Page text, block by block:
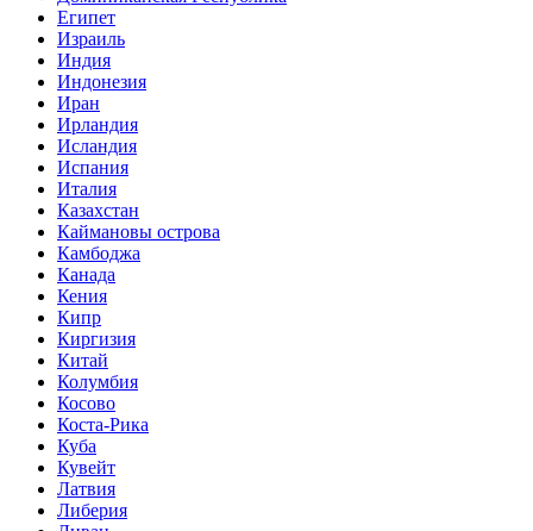
Египет
Израиль
Индия
Индонезия
Иран
Ирландия
Исландия
Испания
Италия
Казахстан
Каймановы острова
Камбоджа
Канада
Кения
Кипр
Киргизия
Китай
Колумбия
Косово
Коста-Рика
Куба
Кувейт
Латвия
Либерия